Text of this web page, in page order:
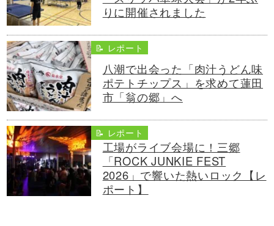
りに開催されました
📝 レポート
八潮で出会った「肉汁うどん味
ポテトチップス」を求めて蓮田
市「翁の郷」へ
📝 レポート
工場がライブ会場に！三郷
「ROCK JUNKIE FEST
2026」で響いた熱いロック【レ
ポート】